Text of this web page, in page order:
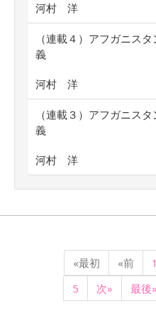
河村 洋
（連載４）アフガニス
義
河村 洋
（連載３）アフガニス
義
河村 洋
«最初 «前 1
5
次» 最後»